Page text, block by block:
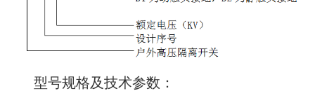
型号规格及技术参数：